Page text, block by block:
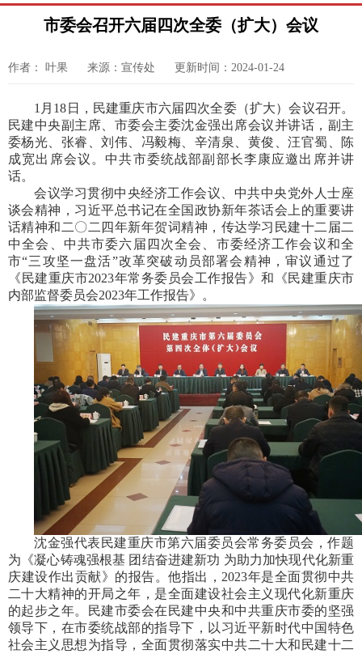
市委会召开六届四次全委（扩大）会议
作者： 叶果 来源：宣传处 更新时间：2024-01-24
1月18日，民建重庆市六届四次全委（扩大）会议召开。
民建中央副主席、市委会主委沈金强出席会议并讲话，副主
委杨光、张睿、刘伟、冯毅梅、辛清泉、黄俊、汪官蜀、陈
成宽出席会议。中共市委统战部副部长李康应邀出席并讲
话。
会议学习贯彻中央经济工作会议、中共中央党外人士座
谈会精神，习近平总书记在全国政协新年茶话会上的重要讲
话精神和二〇二四年新年贺词精神，传达学习民建十二届二
中全会、中共市委六届四次全会、市委经济工作会议和全
市“三攻坚一盘活”改革突破动员部署会精神，审议通过了
《民建重庆市2023年常务委员会工作报告》和《民建重庆市
内部监督委员会2023年工作报告》。
沈金强代表民建重庆市第六届委员会常务委员会，作题
为《凝心铸魂强根基 团结奋进建新功 为助力加快现代化新重
庆建设作出贡献》的报告。他指出，2023年是全面贯彻中共
二十大精神的开局之年，是全面建设社会主义现代化新重庆
的起步之年。民建市委会在民建中央和中共重庆市委的坚强
领导下，在市委统战部的指导下，以习近平新时代中国特色
社会主义思想为指导，全面贯彻落实中共二十大和民建十二